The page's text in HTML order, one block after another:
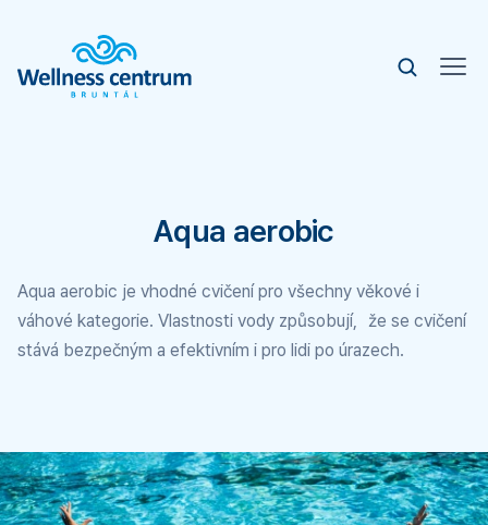
Aqua aerobic
Aqua aerobic je vhodné cvičení pro všechny věkové i
váhové kategorie. Vlastnosti vody způsobují, že se cvičení
stává bezpečným a efektivním i pro lidi po úrazech.